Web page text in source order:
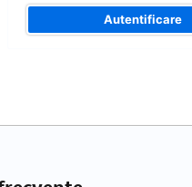
Autentificare